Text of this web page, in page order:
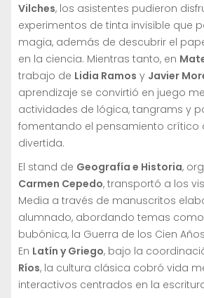
Vilches, los asistentes pudieron
experimentos de tinta invisible que
magia, además de descubrir el
en la ciencia. Mientras tanto, en
trabajo de Lidia Ramos y Javier
aprendizaje se convirtió en juego
actividades de lógica, tangrams y
fomentando el pensamiento crítico
divertida.
El stand de Geografía e Historia,
Carmen Cepedo, transportó a los
Media a través de manuscritos
alumnado, abordando temas
bubónica, la Guerra de los Cien
En Latín y Griego, bajo la
Ríos, la cultura clásica cobró vida
interactivos centrados en la